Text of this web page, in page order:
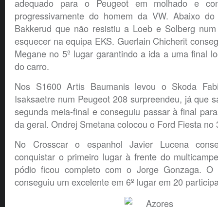
adequado para o Peugeot em molhado e
progressivamente do homem da VW. Abaixo
Bakkerud que não resistiu a Loeb e Solberg
esquecer na equipa EKS. Guerlain Chicherit
Megane no 5º lugar garantindo a ida a uma final
do carro.
Nos S1600 Artis Baumanis levou o Skoda
Isaksaetre num Peugeot 208 surpreendeu, já que
segunda meia-final e conseguiu passar à final
da geral. Ondrej Smetana colocou o Ford Fiesta no
No Crosscar o espanhol Javier Lucena
conquistar o primeiro lugar à frente do
pódio ficou completo com o Jorge Gonzaga. O
conseguiu um excelente em 6º lugar em 20